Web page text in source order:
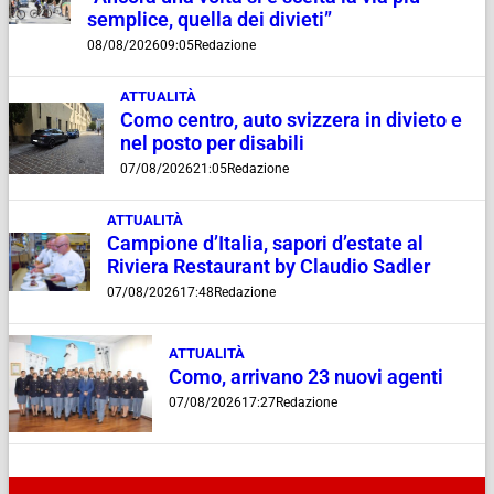
semplice, quella dei divieti”
08/08/202609:05Redazione
ATTUALITÀ
Como centro, auto svizzera in divieto e
nel posto per disabili
07/08/202621:05Redazione
ATTUALITÀ
Campione d’Italia, sapori d’estate al
Riviera Restaurant by Claudio Sadler
07/08/202617:48 Redazione
ATTUALITÀ
Como, arrivano 23 nuovi agenti
07/08/202617:27Redazione